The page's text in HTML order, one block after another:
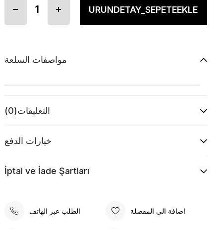
مواصفات السلعة
التعليقات(0)
خيارات الدفع
İptal ve İade Şartları
الطلب عبر الهاتف اضافة الى المفضلة